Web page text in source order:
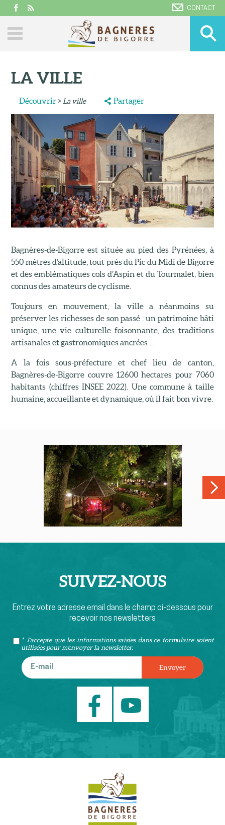
CONTACT
LA VILLE
Découvrir> La ville Partager
Bagnères-de-Bigorre est située au pied des Pyrénées, à
550 mètres d’altitude, tout près du Pic du Midi de Bigorre
et des emblématiques cols d’Aspin et du Tourmalet, bien
connus des amateurs de cyclisme.
Toujours en mouvement, la ville a néanmoins su
préserver les richesses de son passé : un patrimoine bâti
unique, une vie culturelle foisonnante, des traditions
artisanales et gastronomiques ancrées ...
A la fois sous-préfecture et chef lieu de canton,
Bagnères-de-Bigorre couvre 12600 hectares pour 7060
habitants (chiffres INSEE 2022). Une commune à taille
humaine, accueillante et dynamique, où il fait bon vivre.
SUIVEZ-NOUS
Entrez votre adresse email dans le champ ci-dessous pour
recevoir nos newsletters
* J'accepte que les informations saisies dans ce formulaire soient
utilisées pour m’envoyer la newsletter.